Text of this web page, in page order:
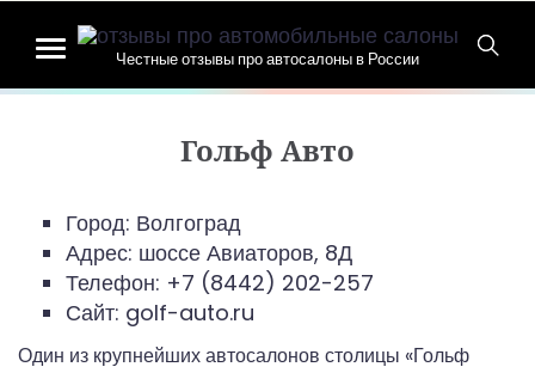
Честные отзывы про автосалоны в России
Гольф Авто
Город: Волгоград
Адрес: шоссе Авиаторов, 8Д
Телефон: +7 (8442) 202-257
Сайт: golf-auto.ru
Один из крупнейших автосалонов столицы «Гольф